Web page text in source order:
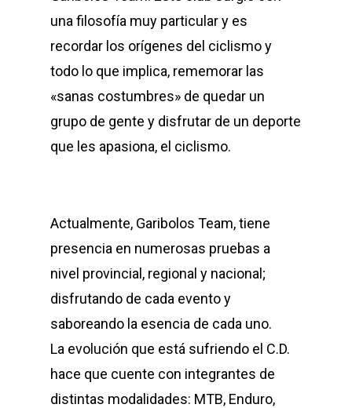
una filosofía muy particular y es
recordar los orígenes del ciclismo y
todo lo que implica, rememorar las
«sanas costumbres» de quedar un
grupo de gente y disfrutar de un deporte
que les apasiona, el ciclismo.
Actualmente, Garibolos Team, tiene
presencia en numerosas pruebas a
nivel provincial, regional y nacional;
disfrutando de cada evento y
saboreando la esencia de cada uno.
La evolución que está sufriendo el C.D.
hace que cuente con integrantes de
distintas modalidades: MTB, Enduro,